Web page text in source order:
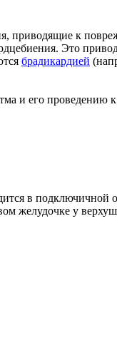
приводящие к
Это
брадикардией
и его проведению к
в подключичной
желудочке у